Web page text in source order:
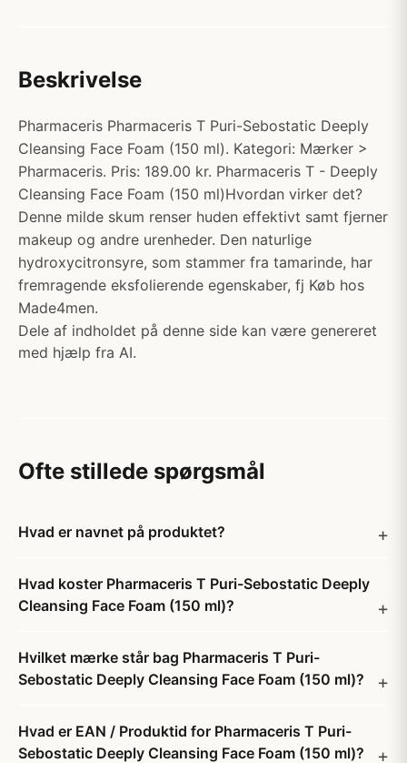
Beskrivelse
Pharmaceris Pharmaceris T Puri-Sebostatic Deeply
Cleansing Face Foam (150 ml). Kategori: Mærker >
Pharmaceris. Pris: 189.00 kr. Pharmaceris T - Deeply
Cleansing Face Foam (150 ml)Hvordan virker det?
Denne milde skum renser huden effektivt samt fjerner
makeup og andre urenheder. Den naturlige
hydroxycitronsyre, som stammer fra tamarinde, har
fremragende eksfolierende egenskaber, fj Køb hos
Made4men.
Dele af indholdet på denne side kan være genereret
med hjælp fra AI.
Ofte stillede spørgsmål
Hvad er navnet på produktet?
Hvad koster Pharmaceris T Puri-Sebostatic Deeply
Cleansing Face Foam (150 ml)?
Hvilket mærke står bag Pharmaceris T Puri-
Sebostatic Deeply Cleansing Face Foam (150 ml)?
Hvad er EAN / Produktid for Pharmaceris T Puri-
Sebostatic Deeply Cleansing Face Foam (150 ml)?